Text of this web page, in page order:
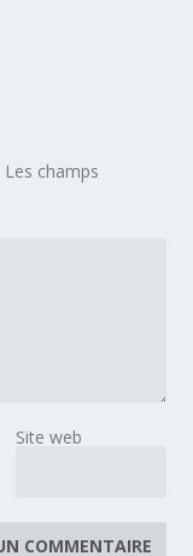
Les champs
Site web